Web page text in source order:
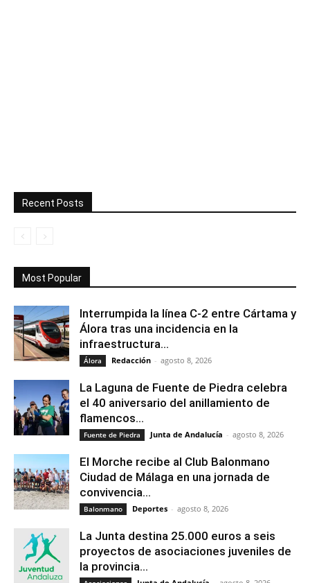
Recent Posts
Most Popular
Interrumpida la línea C-2 entre Cártama y
Álora tras una incidencia en la
infraestructura...
Álora Redacción - agosto 8, 2026
La Laguna de Fuente de Piedra celebra
el 40 aniversario del anillamiento de
flamencos...
Fuente de Piedra Junta de Andalucía - agosto 8, 2026
El Morche recibe al Club Balonmano
Ciudad de Málaga en una jornada de
convivencia...
Balonmano Deportes - agosto 8, 2026
La Junta destina 25.000 euros a seis
proyectos de asociaciones juveniles de
la provincia...